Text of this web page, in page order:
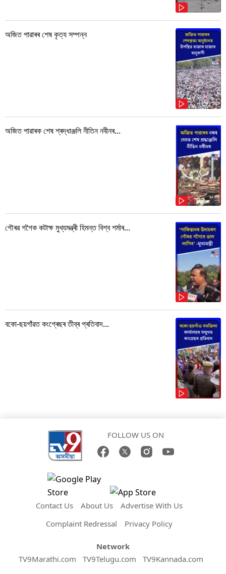
অজিত পাৱাৰৰ শেষ কৃত্য সম্পন্ন
অজিত পাৱাৰক শেষ শ্ৰদ্ধাঞ্জলি নীতিন নবীনৰ...
গৌৰৱ গগৈক কটাক্ষ মুখ্যমন্ত্ৰী হিমন্ত বিশ্ব শৰ্মাৰ...
বকো-ছয়গাঁৱত কংগ্ৰেছৰ তীব্ৰ প্ৰতিবাদ...
FOLLOW US ON
Contact Us About Us
Advertise With Us
Complaint Redressal
Privacy Policy
Network
TV9Marathi.com
TV9Telugu.com
TV9Kannada.com